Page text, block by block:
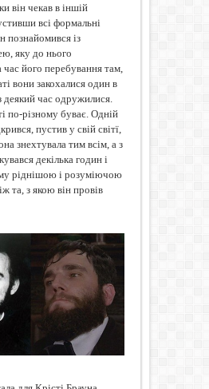
він чекав в іншій
всі формальні
познайомився із
яку до нього
час його перебування там,
вони закохалися один в
деякий час одружилися.
по-різному буває. Одній
пустив у свій світї,
знехтувала тим всім, а з
декілька годин і
ріднішою і розуміючою
та, з якою він провів